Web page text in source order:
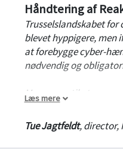
Håndtering af
Trusselslandskabet for
blevet hyppigere, men
at forebygge cyber-
nødvendig og
Men evnen til at
kan understøtte en
Præsentationen vil
organisationers evne
Læs mere
Tue Jagtfeldt,director,